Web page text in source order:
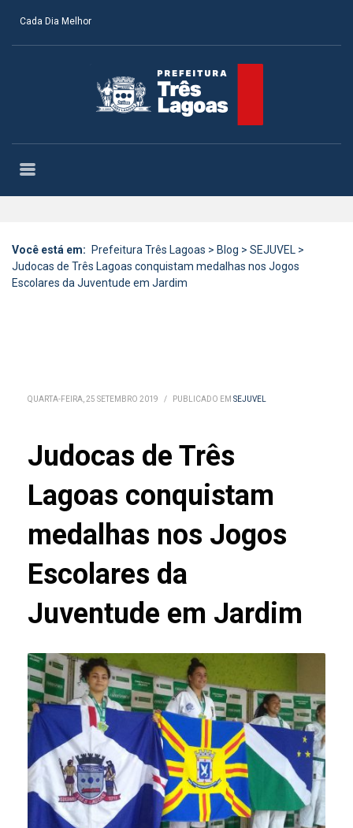
Cada Dia Melhor
Você está em: Prefeitura Três Lagoas > Blog > SEJUVEL >
Judocas de Três Lagoas conquistam medalhas nos Jogos
Escolares da Juventude em Jardim
QUARTA-FEIRA, 25 SETEMBRO 2019 / PUBLICADO EM SEJUVEL
Judocas de Três
Lagoas conquistam
medalhas nos Jogos
Escolares da
Juventude em Jardim